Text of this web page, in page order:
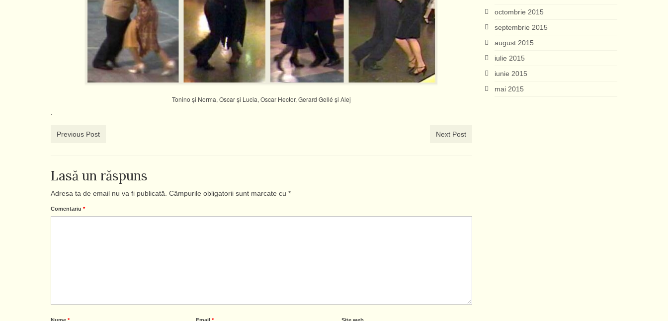
Tonino şi Norma, Oscar şi Lucia, Oscar Hector, Gerard Gellé şi Alej
.
Previous Post Next Post
Lasă un răspuns
Adresa ta de email nu va fi publicată. Câmpurile obligatorii sunt marcate cu *
Comentariu *
octombrie 2015
septembrie 2015
august 2015
iulie 2015
iunie 2015
mai 2015